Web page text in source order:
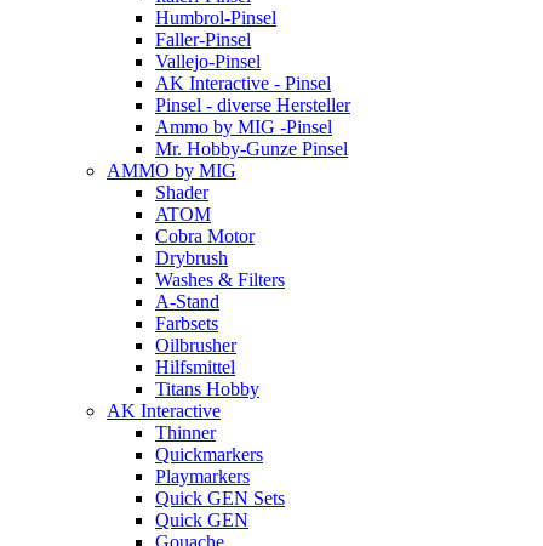
Humbrol-Pinsel
Faller-Pinsel
Vallejo-Pinsel
AK Interactive - Pinsel
Pinsel - diverse Hersteller
Ammo by MIG -Pinsel
Mr. Hobby-Gunze Pinsel
AMMO by MIG
Shader
ATOM
Cobra Motor
Drybrush
Washes & Filters
A-Stand
Farbsets
Oilbrusher
Hilfsmittel
Titans Hobby
AK Interactive
Thinner
Quickmarkers
Playmarkers
Quick GEN Sets
Quick GEN
Gouache